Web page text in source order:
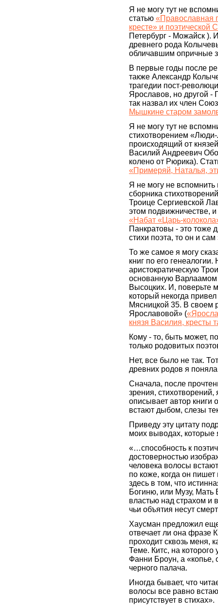
Я не могу тут не
статью «Православная
кресте» и поэтической
Петербург - Можайск ).
древнего рода
обличавшим опричные
В первые годы после
также Александр
трагедии пост-
Ярославов, но другой -
так назвал их член
Мышкине старом
Я не могу тут не
стихотворением
происходящий от
Василий Андреевич
колено от Рюрика).
«Примеряй, Наталья,
Я не могу не
сборника
Троице Сергиевской
этом подвижничестве, и
«Набат «Царь-
Панкратовы - это тоже
стихи поэта, то он и сам
То же самое я могу
книг по его
аристократическую
основанную Варлаамом
Высоцких. И, поверьте
который некогда
Мясницкой 35. В своем
Ярославовой» (
князя Василия, кресты
Кому - то, быть может,
только родовитых
Нет, все было не так.
древних родов я
Сначала, после
зрения,
описывает автор книги
встают дыбом, слезы
Приведу эту цитату
моих выводах, которые
«…способность к
достоверностью
человека волосы
по коже, когда он
здесь в том, что
Богиню, или Музу,
властью над страхом и
чьи объятия несут
Хаусман предложил
отвечает ли она фразе
проходит сквозь меня,
Теме. Китс, на
Фанни Броун, а «копье,
черного палача.
Иногда бывает, что
волосы все равно
присутствует в стихах».